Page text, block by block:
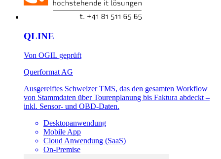
QLINE
Von OGIL geprüft
Querformat AG
Ausgereiftes Schweizer TMS, das den gesamten Workflow
von Stammdaten über Tourenplanung bis Faktura abdeckt –
inkl. Sensor- und OBD-Daten.
Desktopanwendung
Mobile App
Cloud Anwendung (SaaS)
On-Premise